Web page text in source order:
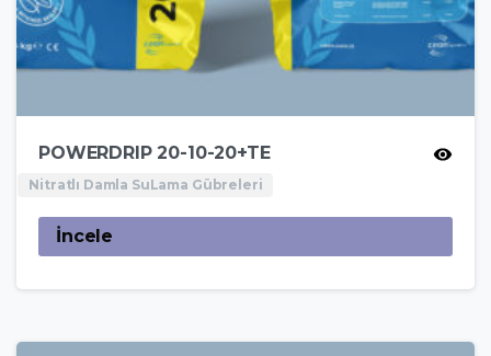
POWERDRIP 20-10-20+TE
Nitratlı Damla SuLama Gübreleri
İncele